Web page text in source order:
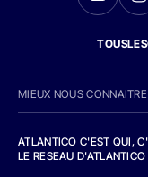
MIEUX NOUS CONNAITRE
ATLANTICO C'EST QUI,
LE RESEAU D'ATLANTICO